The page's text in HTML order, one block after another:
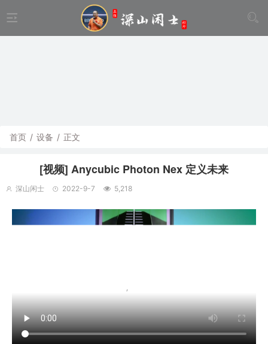
首页 / 设备 / 正文
[视频] Anycubic Photon Nex 定义未来
深山闲士 2022-9-7 5,218